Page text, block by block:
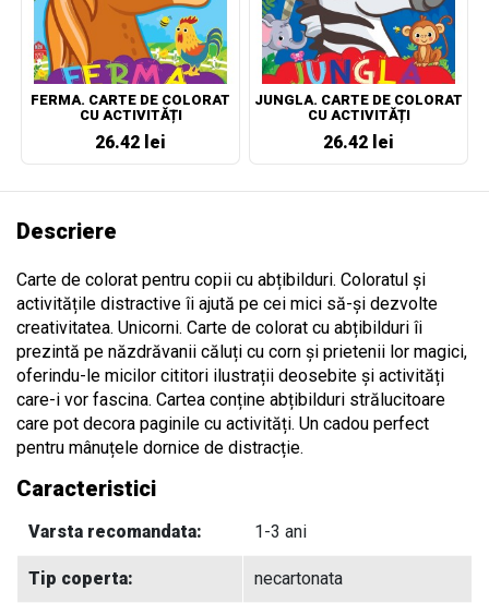
FERMA. CARTE DE COLORAT
CU ACTIVITĂȚI
26.42 lei
JUNGLA. CARTE DE COLORAT
CU ACTIVITĂȚI
26.42 lei
Descriere
Carte de colorat pentru copii cu abțibilduri. Coloratul și
activitățile distractive îi ajută pe cei mici să-și dezvolte
creativitatea. Unicorni. Carte de colorat cu abțibilduri îi
prezintă pe năzdrăvanii căluți cu corn și prietenii lor magici,
oferindu-le micilor cititori ilustrații deosebite și activități
care-i vor fascina. Cartea conține abțibilduri strălucitoare
care pot decora paginile cu activități. Un cadou perfect
pentru mânuțele dornice de distracție.
Caracteristici
Varsta recomandata: 1-3 ani
Tip coperta: necartonata